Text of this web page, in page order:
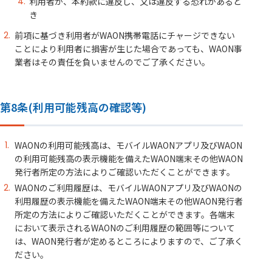
き
前項に基づき利用者がWAON携帯電話にチャージできない
ことにより利用者に損害が生じた場合であっても、WAON事
業者はその責任を負いませんのでご了承ください。
第8条(利用可能残高の確認等)
WAONの利用可能残高は、モバイルWAONアプリ及びWAON
の利用可能残高の表示機能を備えたWAON端末その他WAON
発行者所定の方法によりご確認いただくことができます。
WAONのご利用履歴は、モバイルWAONアプリ及びWAONの
利用履歴の表示機能を備えたWAON端末その他WAON発行者
所定の方法によりご確認いただくことができます。各端末
において表示されるWAONのご利用履歴の範囲等について
は、WAON発行者が定めるところによりますので、ご了承く
ださい。